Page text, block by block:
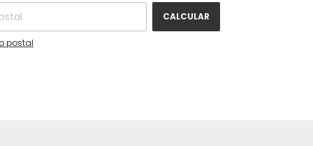
CALCULAR
postal